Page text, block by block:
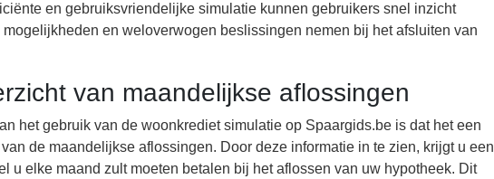
en gebruiksvriendelijke simulatie kunnen gebruikers snel inzicht
en weloverwogen beslissingen nemen bij het afsluiten van
van maandelijkse aflossingen
het gebruik van de woonkrediet simulatie op Spaargids.be is dat het een
de maandelijkse aflossingen. Door deze informatie in te zien, krijgt u een
u elke maand zult moeten betalen bij het aflossen van uw hypotheek. Dit